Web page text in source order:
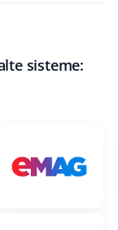
sisteme: